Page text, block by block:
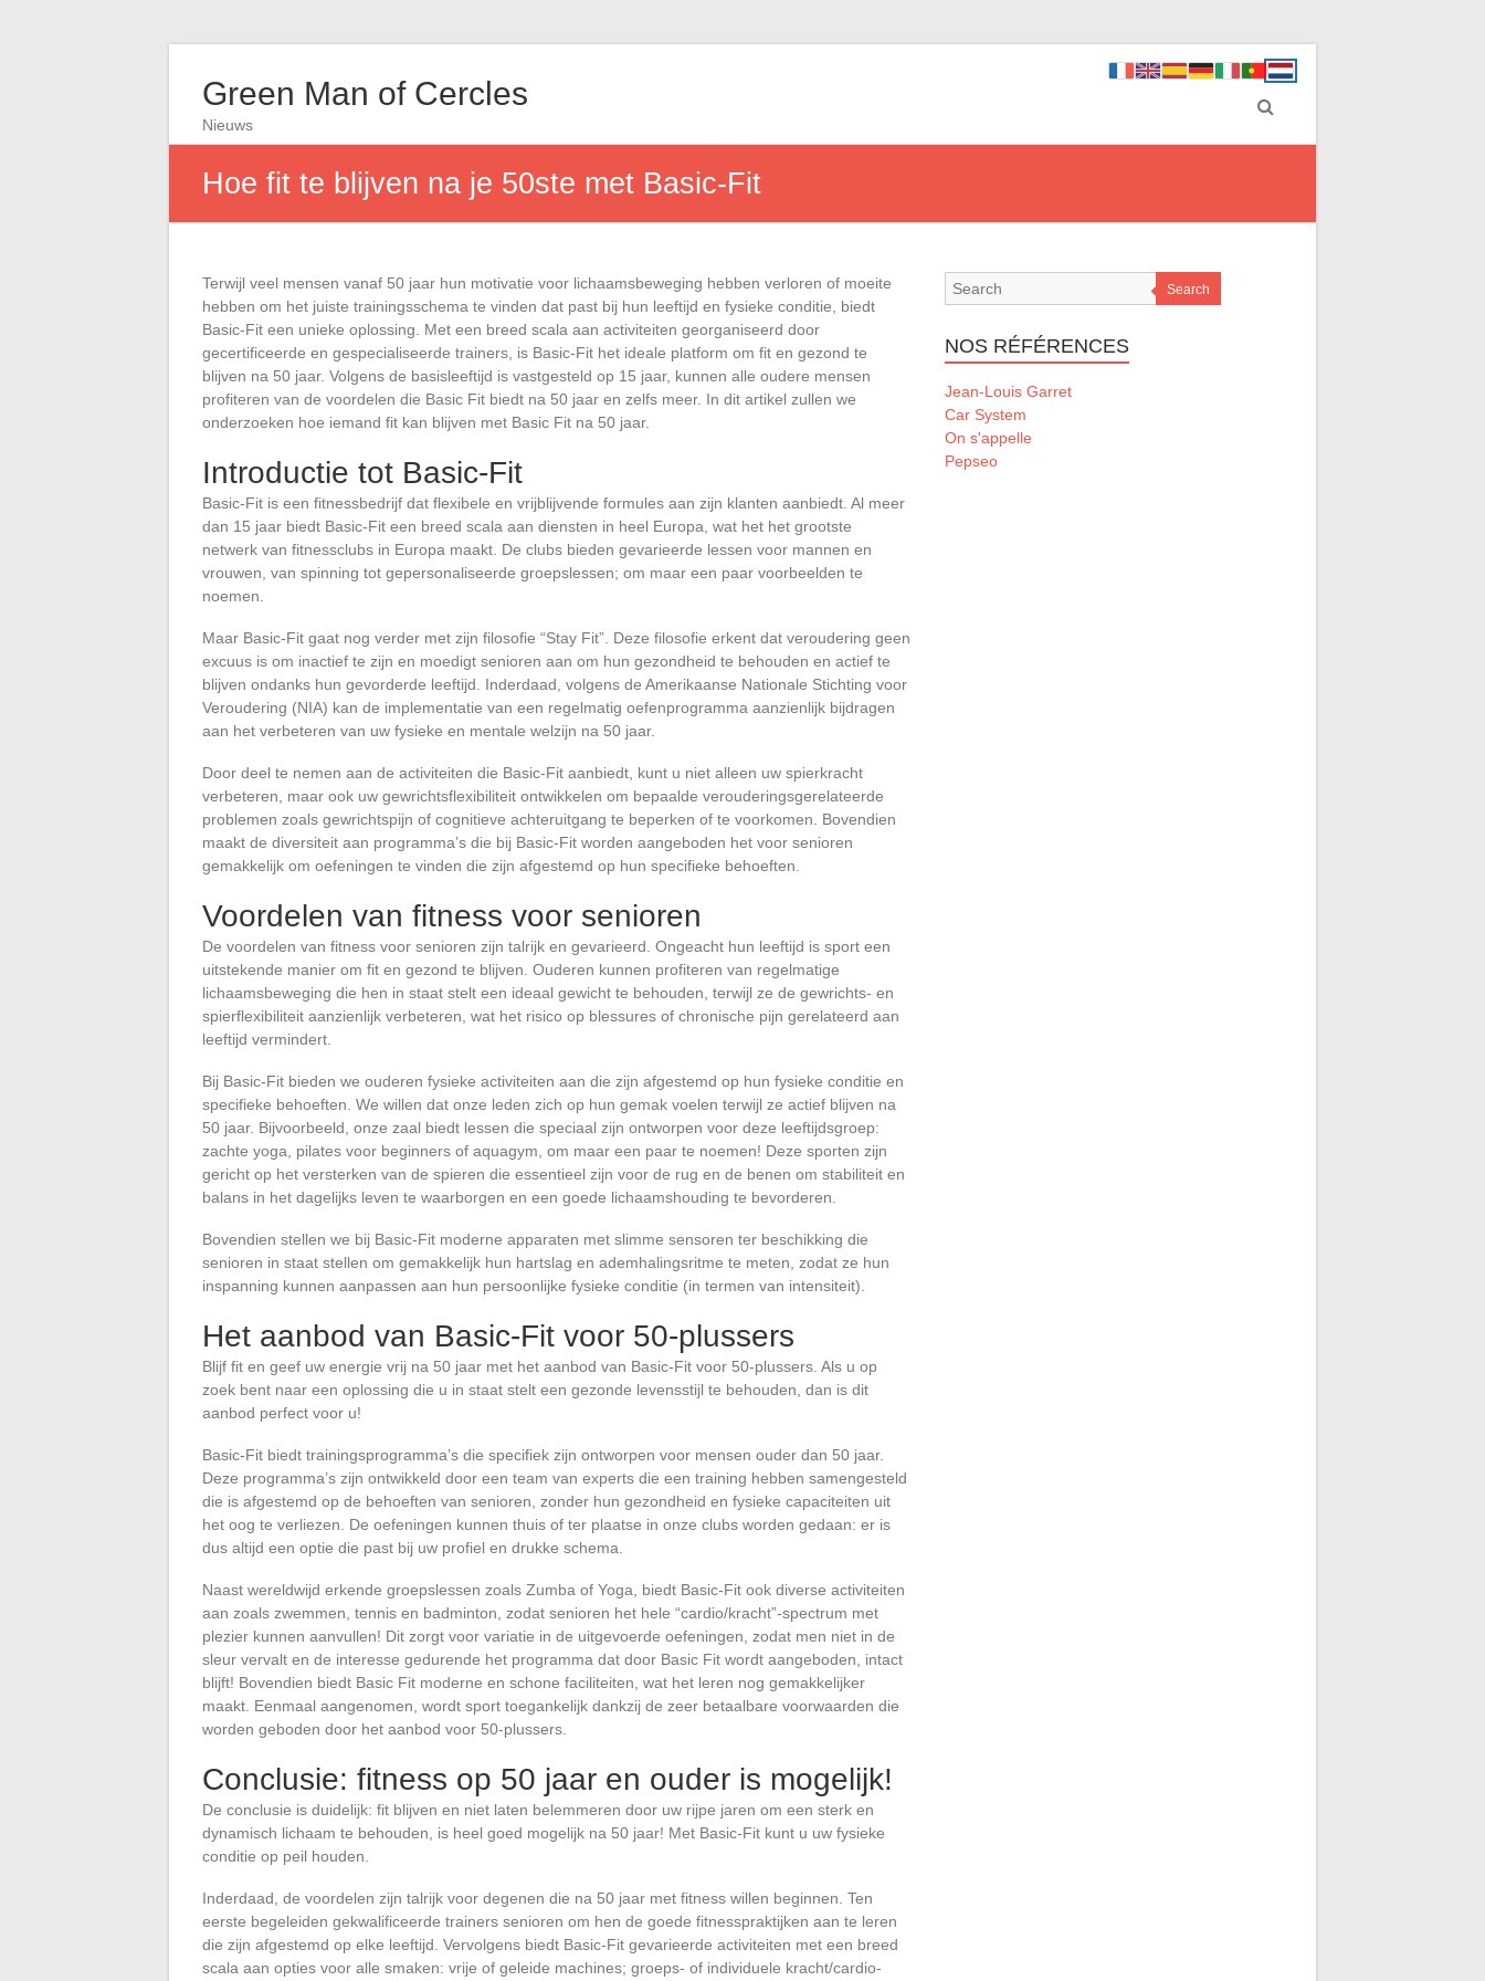
Green Man of Cercles
Nieuws
Hoe fit te blijven na je 50ste met Basic-Fit
Terwijl veel mensen vanaf 50 jaar hun motivatie voor lichaamsbeweging hebben verloren of moeite
hebben om het juiste trainingsschema te vinden dat past bij hun leeftijd en fysieke conditie, biedt
Basic-Fit een unieke oplossing. Met een breed scala aan activiteiten georganiseerd door
gecertificeerde en gespecialiseerde trainers, is Basic-Fit het ideale platform om fit en gezond te
blijven na 50 jaar. Volgens de basisleeftijd is vastgesteld op 15 jaar, kunnen alle oudere mensen
profiteren van de voordelen die Basic Fit biedt na 50 jaar en zelfs meer. In dit artikel zullen we
onderzoeken hoe iemand fit kan blijven met Basic Fit na 50 jaar.
Introductie tot Basic-Fit
Basic-Fit is een fitnessbedrijf dat flexibele en vrijblijvende formules aan zijn klanten aanbiedt. Al meer
dan 15 jaar biedt Basic-Fit een breed scala aan diensten in heel Europa, wat het het grootste
netwerk van fitnessclubs in Europa maakt. De clubs bieden gevarieerde lessen voor mannen en
vrouwen, van spinning tot gepersonaliseerde groepslessen; om maar een paar voorbeelden te
noemen.
Maar Basic-Fit gaat nog verder met zijn filosofie “Stay Fit”. Deze filosofie erkent dat veroudering geen
excuus is om inactief te zijn en moedigt senioren aan om hun gezondheid te behouden en actief te
blijven ondanks hun gevorderde leeftijd. Inderdaad, volgens de Amerikaanse Nationale Stichting voor
Veroudering (NIA) kan de implementatie van een regelmatig oefenprogramma aanzienlijk bijdragen
aan het verbeteren van uw fysieke en mentale welzijn na 50 jaar.
Door deel te nemen aan de activiteiten die Basic-Fit aanbiedt, kunt u niet alleen uw spierkracht
verbeteren, maar ook uw gewrichtsflexibiliteit ontwikkelen om bepaalde verouderingsgerelateerde
problemen zoals gewrichtspijn of cognitieve achteruitgang te beperken of te voorkomen. Bovendien
maakt de diversiteit aan programma’s die bij Basic-Fit worden aangeboden het voor senioren
gemakkelijk om oefeningen te vinden die zijn afgestemd op hun specifieke behoeften.
Voordelen van fitness voor senioren
De voordelen van fitness voor senioren zijn talrijk en gevarieerd. Ongeacht hun leeftijd is sport een
uitstekende manier om fit en gezond te blijven. Ouderen kunnen profiteren van regelmatige
lichaamsbeweging die hen in staat stelt een ideaal gewicht te behouden, terwijl ze de gewrichts- en
spierflexibiliteit aanzienlijk verbeteren, wat het risico op blessures of chronische pijn gerelateerd aan
leeftijd vermindert.
Bij Basic-Fit bieden we ouderen fysieke activiteiten aan die zijn afgestemd op hun fysieke conditie en
specifieke behoeften. We willen dat onze leden zich op hun gemak voelen terwijl ze actief blijven na
50 jaar. Bijvoorbeeld, onze zaal biedt lessen die speciaal zijn ontworpen voor deze leeftijdsgroep:
zachte yoga, pilates voor beginners of aquagym, om maar een paar te noemen! Deze sporten zijn
gericht op het versterken van de spieren die essentieel zijn voor de rug en de benen om stabiliteit en
balans in het dagelijks leven te waarborgen en een goede lichaamshouding te bevorderen.
Bovendien stellen we bij Basic-Fit moderne apparaten met slimme sensoren ter beschikking die
senioren in staat stellen om gemakkelijk hun hartslag en ademhalingsritme te meten, zodat ze hun
inspanning kunnen aanpassen aan hun persoonlijke fysieke conditie (in termen van intensiteit).
Het aanbod van Basic-Fit voor 50-plussers
Blijf fit en geef uw energie vrij na 50 jaar met het aanbod van Basic-Fit voor 50-plussers. Als u op
zoek bent naar een oplossing die u in staat stelt een gezonde levensstijl te behouden, dan is dit
aanbod perfect voor u!
Basic-Fit biedt trainingsprogramma’s die specifiek zijn ontworpen voor mensen ouder dan 50 jaar.
Deze programma’s zijn ontwikkeld door een team van experts die een training hebben samengesteld
die is afgestemd op de behoeften van senioren, zonder hun gezondheid en fysieke capaciteiten uit
het oog te verliezen. De oefeningen kunnen thuis of ter plaatse in onze clubs worden gedaan: er is
dus altijd een optie die past bij uw profiel en drukke schema.
Naast wereldwijd erkende groepslessen zoals Zumba of Yoga, biedt Basic-Fit ook diverse activiteiten
aan zoals zwemmen, tennis en badminton, zodat senioren het hele “cardio/kracht”-spectrum met
plezier kunnen aanvullen! Dit zorgt voor variatie in de uitgevoerde oefeningen, zodat men niet in de
sleur vervalt en de interesse gedurende het programma dat door Basic Fit wordt aangeboden, intact
blijft! Bovendien biedt Basic Fit moderne en schone faciliteiten, wat het leren nog gemakkelijker
maakt. Eenmaal aangenomen, wordt sport toegankelijk dankzij de zeer betaalbare voorwaarden die
worden geboden door het aanbod voor 50-plussers.
Conclusie: fitness op 50 jaar en ouder is mogelijk!
De conclusie is duidelijk: fit blijven en niet laten belemmeren door uw rijpe jaren om een sterk en
dynamisch lichaam te behouden, is heel goed mogelijk na 50 jaar! Met Basic-Fit kunt u uw fysieke
conditie op peil houden.
Inderdaad, de voordelen zijn talrijk voor degenen die na 50 jaar met fitness willen beginnen. Ten
eerste begeleiden gekwalificeerde trainers senioren om hen de goede fitnesspraktijken aan te leren
die zijn afgestemd op elke leeftijd. Vervolgens biedt Basic-Fit gevarieerde activiteiten met een breed
scala aan opties voor alle smaken: vrije of geleide machines; groeps- of individuele kracht/cardio-
Search
NOS RÉFÉRENCES
Jean-Louis Garret
Car System
On s'appelle
Pepseo